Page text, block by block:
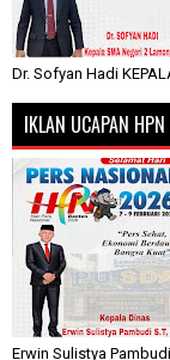
Dr. Sofyan Hadi
IKLAN UCAPAN HPN
Erwin Sulistya